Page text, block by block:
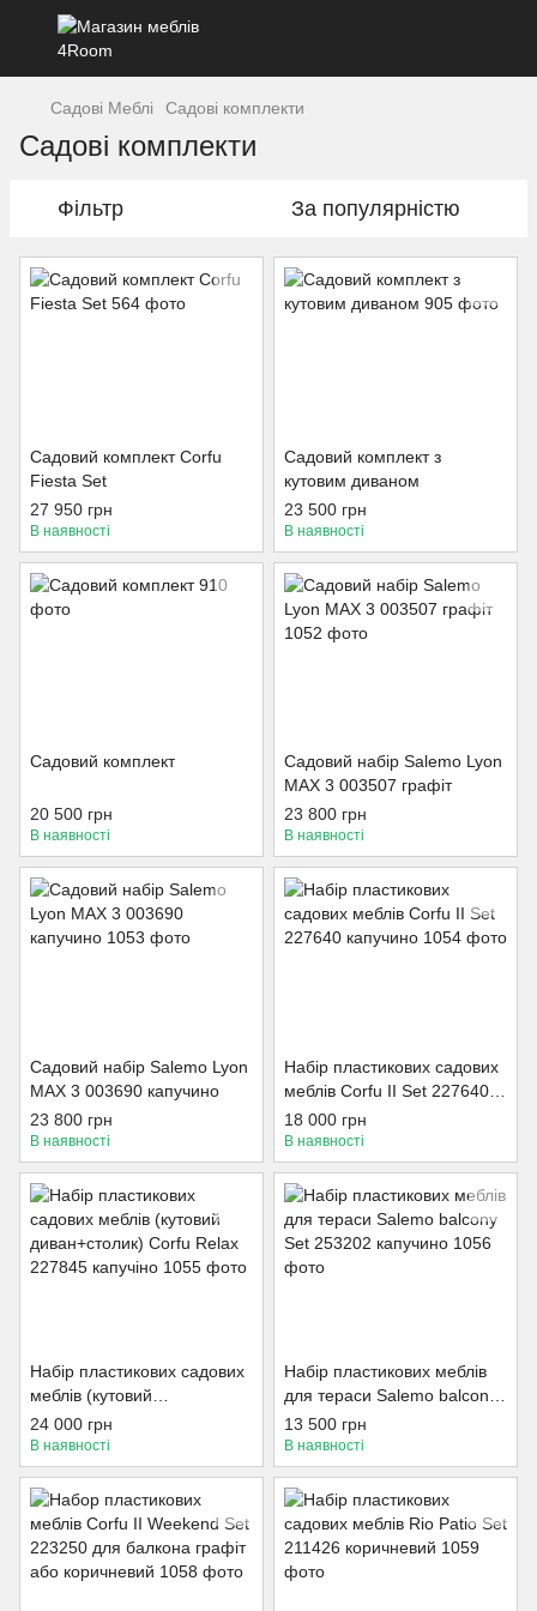
Садові Меблі Садові комплекти
Садові комплекти
Фільтр За популярністю
Садовий комплект Corfu
Fiesta Set
27 950 грн
В наявності
Садовий комплект з
кутовим диваном
23 500 грн
В наявності
Садовий комплект
20 500 грн
В наявності
Садовий набір Salemo Lyon
MAX 3 003507 графіт
23 800 грн
В наявності
Садовий набір Salemo Lyon
MAX 3 003690 капучино
23 800 грн
В наявності
Набір пластикових садових
меблів Corfu II Set 227640
капучино
18 000 грн
В наявності
Набір пластикових садових
меблів (кутовий
диван+столик) Corfu Relax
227845 капучіно
24 000 грн
В наявності
Набір пластикових меблів
для тераси Salemo balcony
Set 253202 капучино
13 500 грн
В наявності